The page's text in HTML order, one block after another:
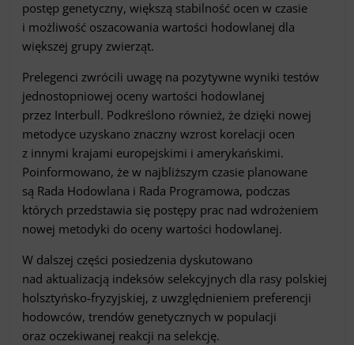
postęp genetyczny, większą stabilność ocen w czasie
i możliwość oszacowania wartości hodowlanej dla
większej grupy zwierząt.
Prelegenci zwrócili uwagę na pozytywne wyniki testów
jednostopniowej oceny wartości hodowlanej
przez Interbull. Podkreślono również, że dzięki nowej
metodyce uzyskano znaczny wzrost korelacji ocen
z innymi krajami europejskimi i amerykańskimi.
Poinformowano, że w najbliższym czasie planowane
są Rada Hodowlana i Rada Programowa, podczas
których przedstawia się postępy prac nad wdrożeniem
nowej metodyki do oceny wartości hodowlanej.
W dalszej części posiedzenia dyskutowano
nad aktualizacją indeksów selekcyjnych dla rasy polskiej
holsztyńsko-fryzyjskiej, z uwzględnieniem preferencji
hodowców, trendów genetycznych w populacji
oraz oczekiwanej reakcji na selekcję.